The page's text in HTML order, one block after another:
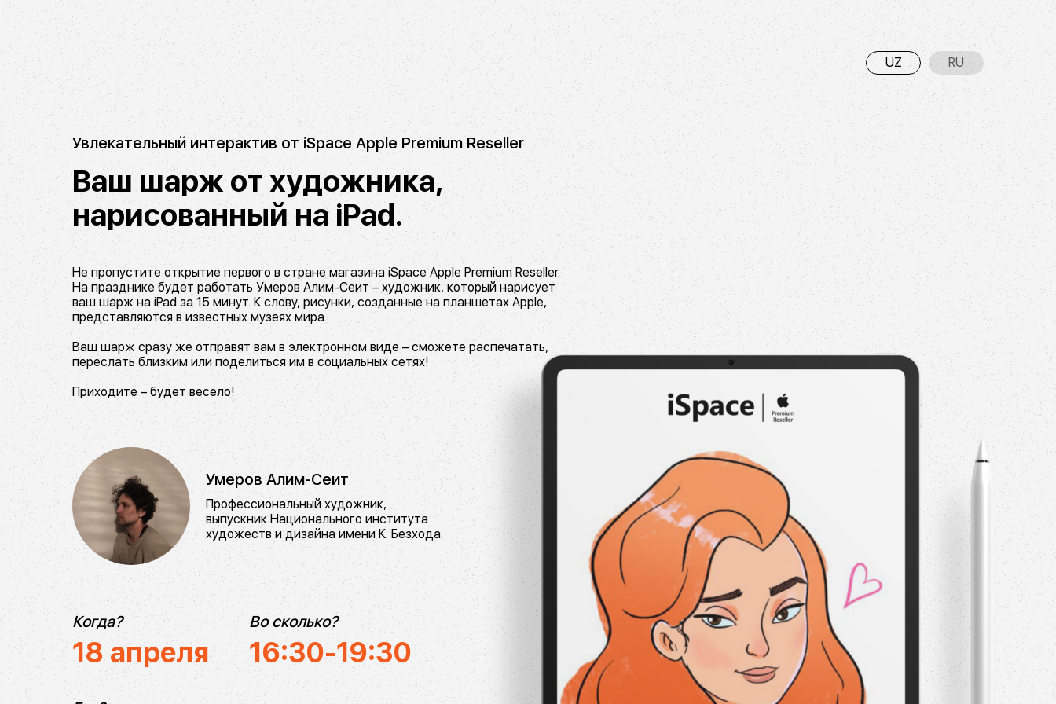
Увлекательный интерактив от iSpace Apple Premium Reseller
Ваш шарж от художника,
нарисованный на iPad.
UZ RU
Не пропустите открытие первого в стране магазина iSpace Apple Premium Reseller.
На празднике будет работать Умеров Алим-Сеит – художник, который нарисует
ваш шарж на iPad за 15 минут. К слову, рисунки, созданные на планшетах Apple,
представляются в известных музеях мира.
Ваш шарж сразу же отправят вам в электронном виде – сможете распечатать,
переслать близким или поделиться им в социальных сетях!
Приходите – будет весело!
Умеров Алим-Сеит
Профессиональный художник,
выпускник Национального института
художеств и дизайна имени К. Безхода.
18 апреля
Когда?
16:30-19:30
Во сколько?